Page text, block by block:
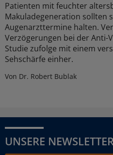
Patienten mit feuchter
Makuladegeneration sollten
Augenarzttermine halten.
Verzögerungen bei der Anti-
Studie zufolge mit einem
Sehschärfe einher.
Von Dr. Robert Bublak
UNSERE